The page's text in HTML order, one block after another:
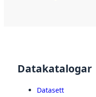
Datakatalogar
Datasett